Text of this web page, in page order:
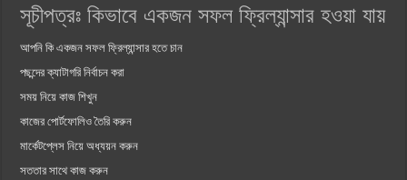
সূচীপত্রঃ কিভাবে একজন সফল ফ্রিল্যান্সার হওয়া যায়
আপনি কি একজন সফল ফ্রিল্যান্সার হতে চান
পছন্দের ক্যাটাগরি নির্বাচন করা
সময় নিয়ে কাজ শিখুন
কাজের পোর্টফোলিও তৈরি করুন
মার্কেটপ্লেস নিয়ে অধ্যয়ন করুন
সততার সাথে কাজ করুন